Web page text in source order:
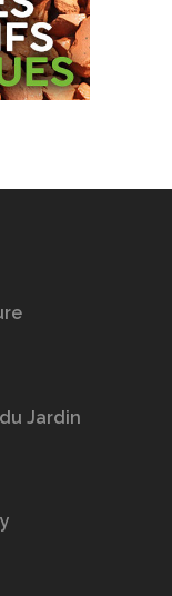
Jardin